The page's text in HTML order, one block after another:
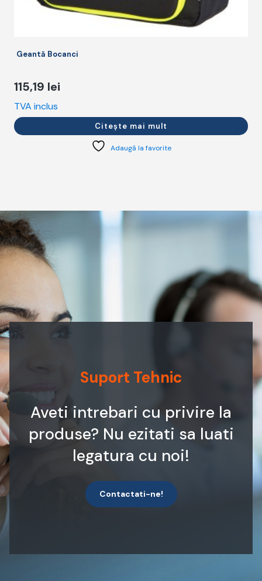
Geantă Bocanci
115,19 lei
TVA inclus
Citește mai mult
Adaugă la favorite
Suport Tehnic
Aveti intrebari cu privire la
produse? Nu ezitati sa luati
legatura cu noi!
Contactati-ne!